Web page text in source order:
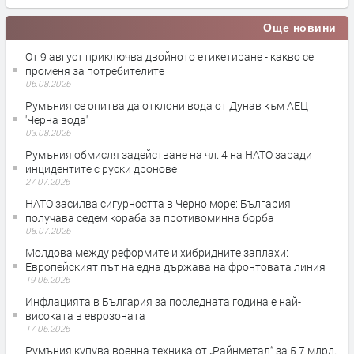
Още новини
От 9 август приключва двойното етикетиране - какво се
променя за потребителите
06.08.2026
Румъния се опитва да отклони вода от Дунав към АЕЦ
'Черна вода'
03.08.2026
Румъния обмисля задействане на чл. 4 на НАТО заради
инцидентите с руски дронове
27.07.2026
НАТО засилва сигурността в Черно море: България
получава седем кораба за противоминна борба
08.07.2026
Молдова между реформите и хибридните заплахи:
Европейският път на една държава на фронтовата линия
19.06.2026
Инфлацията в България за последната година е най-
високата в еврозоната
17.06.2026
Румъния купува военна техника от „Райнметал“ за 5,7 млрд.